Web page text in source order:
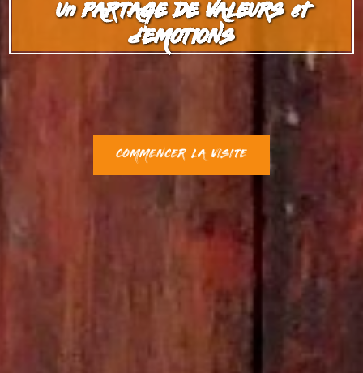
Un PARTAGE DE VALEURS et
d'EMOTIONS
COMMENCER LA VISITE